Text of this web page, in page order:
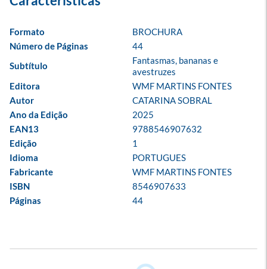
Formato
BROCHURA
Número de Páginas
44
Subtítulo
Fantasmas, bananas e
avestruzes
Editora
WMF MARTINS FONTES
Autor
CATARINA SOBRAL
Ano da Edição
2025
EAN13
9788546907632
Edição
1
Idioma
PORTUGUES
Fabricante
WMF MARTINS FONTES
ISBN
8546907633
Páginas
44